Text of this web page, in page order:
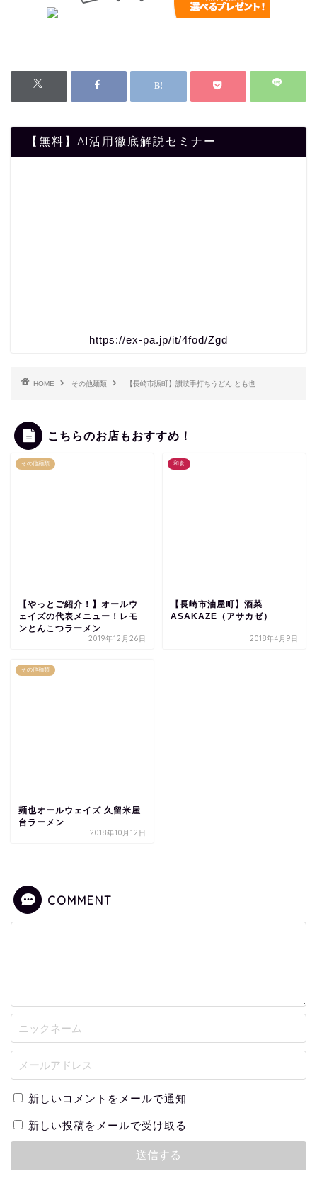
【無料】AI活用徹底解説セミナー
https://ex-pa.jp/it/4fod/Zgd
HOME その他麺類 【長崎市賑町】讃岐手打ちうどん とも也
こちらのお店もおすすめ！
その他麺類
【やっとご紹介！】オールウ
ェイズの代表メニュー！レモ
ンとんこつラーメン
2019年12月26日
和食
【長崎市油屋町】酒菜
ASAKAZE（アサカゼ）
2018年4月9日
その他麺類
麺也オールウェイズ 久留米屋
台ラーメン
2018年10月12日
COMMENT
新しいコメントをメールで通知
新しい投稿をメールで受け取る